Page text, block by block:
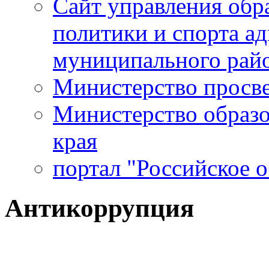
Сайт управления
политики и спорта
муниципального
Министерство
Министерство
края
портал "Российское
Антикоррупция